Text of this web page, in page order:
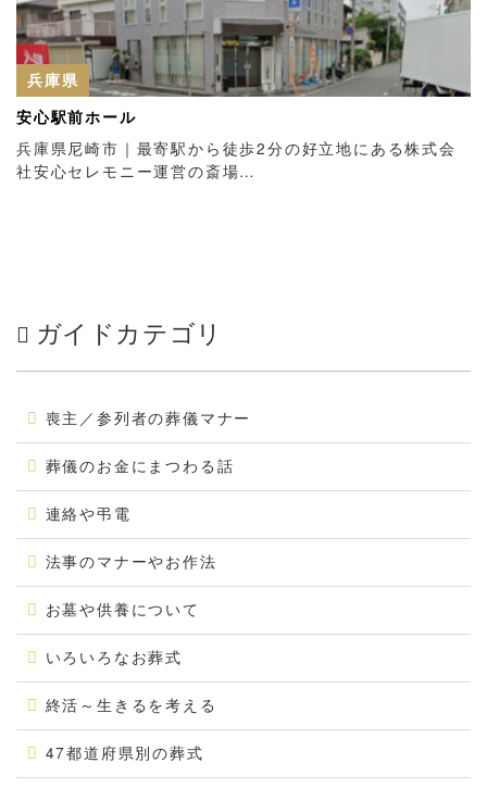
兵庫県
安心駅前ホール
兵庫県尼崎市｜最寄駅から徒歩2分の好立地にある株式会
社安心セレモニー運営の斎場…
ガイドカテゴリ
喪主／参列者の葬儀マナー
葬儀のお金にまつわる話
連絡や弔電
法事のマナーやお作法
お墓や供養について
いろいろなお葬式
終活～生きるを考える
47都道府県別の葬式